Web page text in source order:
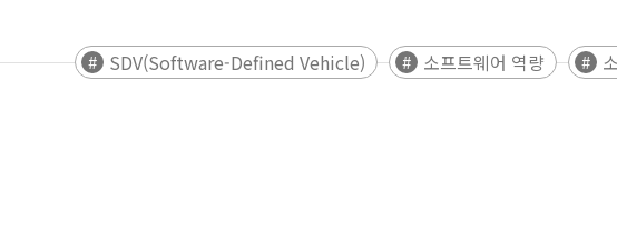
SDV(Software-Defined Vehicle) 소프트웨어 역량